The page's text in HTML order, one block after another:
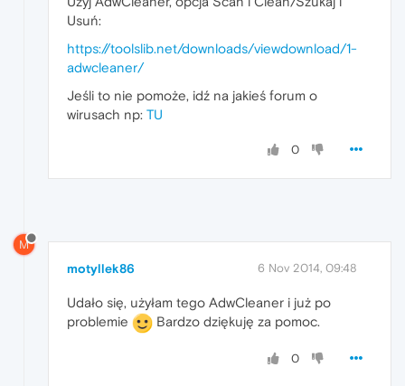
Usuń:
https://toolslib.net/downloads/viewdownload/1-
adwcleaner/
Jeśli to nie pomoże, idź na jakieś forum o
wirusach np: TU
0
M
motyllek86 6 Nov 2014, 09:48
Udało się, użyłam tego AdwCleaner i już po
problemie
Bardzo dziękuję za pomoc.
0